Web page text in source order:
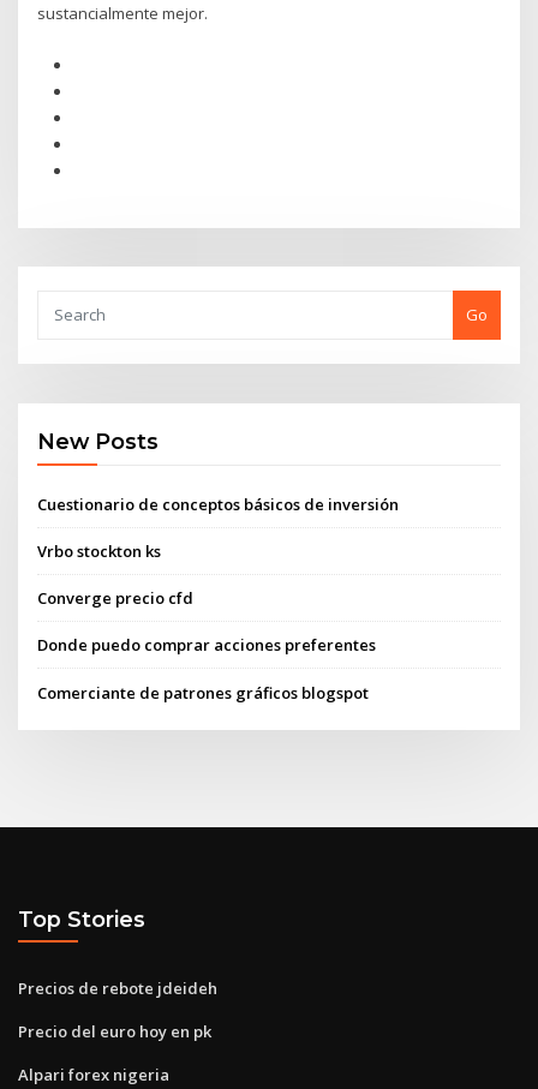
sustancialmente mejor.
Go
New Posts
Cuestionario de conceptos básicos de inversión
Vrbo stockton ks
Converge precio cfd
Donde puedo comprar acciones preferentes
Comerciante de patrones gráficos blogspot
Top Stories
Precios de rebote jdeideh
Precio del euro hoy en pk
Alpari forex nigeria